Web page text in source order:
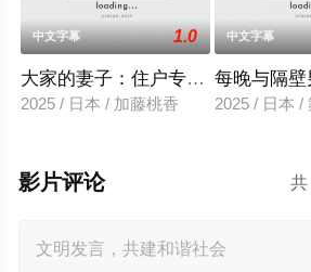
中文字幕 1.0
大家的妻子：住户专用洞口
2025 / 日本 / 加藤桃香
中文字幕
每晚与隔
2025 / 日本 /
影片评论